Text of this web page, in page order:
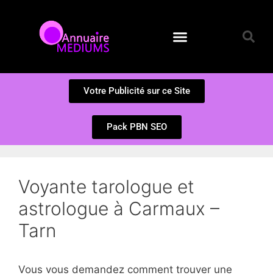
Votre Publicité sur ce Site
Pack PBN SEO
Voyante tarologue et
astrologue à Carmaux –
Tarn
Vous vous demandez comment trouver une